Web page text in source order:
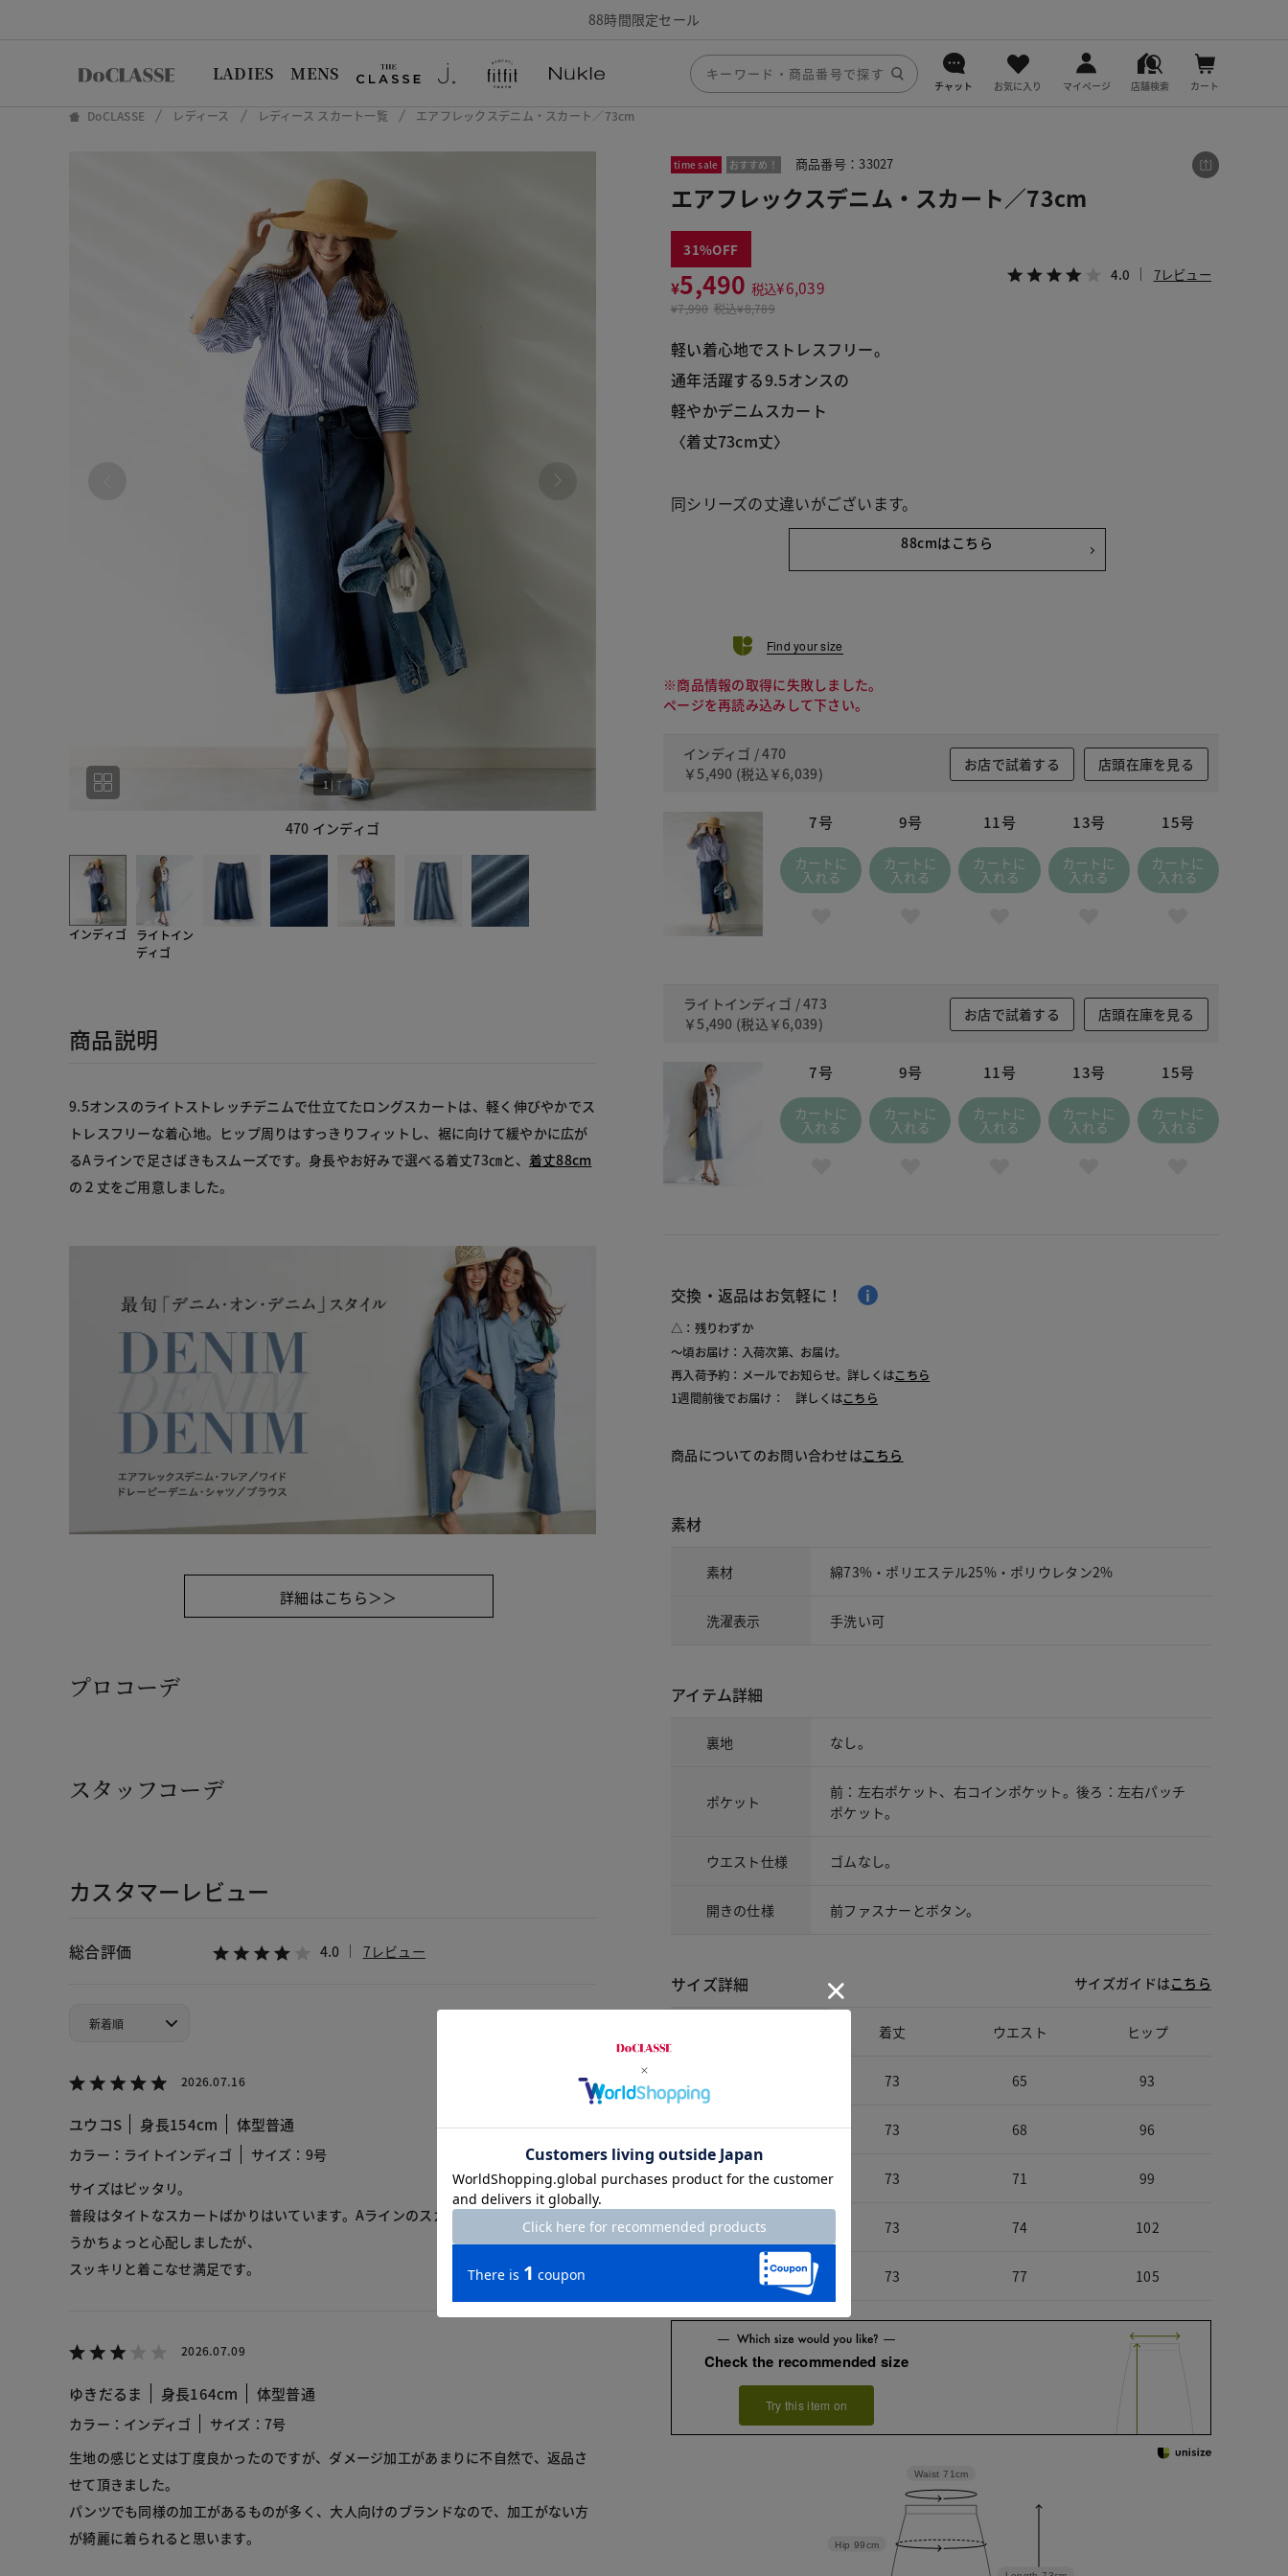
88時間限定セール
LADIES MENS
チャット お気に入り マイページ 店舗検索 カート
DoCLASSE レディース レディース スカート一覧 エアフレックスデニム・スカート／73cm
470 インディゴ 473 ライトインディゴ
1 | 7
インディゴ
ライトイン
ディゴ
商品説明
9.5オンスのライトストレッチデニムで仕立てたロングスカートは、軽く伸びやかでス
トレスフリーな着心地。ヒップ周りはすっきりフィットし、裾に向けて緩やかに広が
るAラインで足さばきもスムーズです。身長やお好みで選べる着丈73㎝と、 着丈88cm
の２丈をご用意しました。
詳細はこちら＞＞
プロコーデ
スタッフコーデ
カスタマーレビュー
総合評価 4.0 7レビュー
2026.07.16
ユウコS 身長154cm 体型普通
カラー：ライトインディゴ
サイズ：9号
サイズはピッタリ。
普段はタイトなスカートばかりはいています。Aラインのスカートということで似合
うかちょっと心配しましたが、
スッキリと着こなせ満足です。
2026.07.09
ゆきだるま 身長164cm 体型普通
カラー：インディゴ
サイズ：7号
生地の感じと丈は丁度良かったのですが、ダメージ加工があまりに不自然で、返品さ
せて頂きました。
パンツでも同様の加工があるものが多く、大人向けのブランドなので、加工がない方
が綺麗に着られると思います。
time sale おすすめ！ 商品番号：33027
エアフレックスデニム・スカート／73cm
31
¥5,490 税込¥6,039
¥7,990 税込¥8,789
4.0 7レビュー
軽い着心地でストレスフリー。
通年活躍する9.5オンスの
軽やかデニムスカート
〈着丈73cm丈〉
同シリーズの丈違いがございます。
88cmはこちら
Find your size
※商品情報の取得に失敗しました。
ページを再読み込みして下さい。
インディゴ / 470
￥5,490 (税込 ￥6,039)
お店で試着する 店頭在庫を見る
7号
カートに
入れる
9号
カートに
入れる
11号
カートに
入れる
13号
カートに
入れる
15号
カートに
入れる
ライトインディゴ / 473
￥5,490 (税込 ￥6,039)
お店で試着する 店頭在庫を見る
7号
カートに
入れる
9号
カートに
入れる
11号
カートに
入れる
13号
カートに
入れる
15号
カートに
入れる
交換・返品はお気軽に！
△：残りわずか
～頃お届け：入荷次第、お届け。
再入荷予約：メールでお知らせ。詳しくはこちら
1週間前後でお届け： 詳しくはこちら
商品についてのお問い合わせはこちら
素材
素材 綿73%・ポリエステル25%・ポリウレタン2%
洗濯表示 手洗い可
アイテム詳細
裏地 なし。
ポケット
前：左右ポケット、右コインポケット。後ろ：左右パッチ
ポケット。
ウエスト仕様 ゴムなし。
開きの仕様 前ファスナーとボタン。
サイズ詳細 サイズガイドはこちら
着丈 ウエスト ヒップ
73 65 93
9号 73 68 96
11号 73 71 99
13号 73 74 102
15号 73 77 105
Check the recommended size
Try this item on
Hip 99cm
Waist 71cm